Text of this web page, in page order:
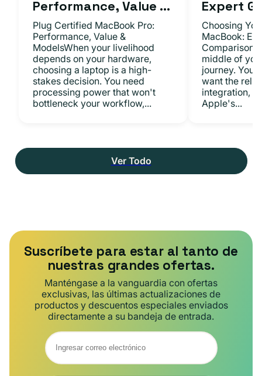
Performance, Value ...
Plug Certified MacBook Pro:
Performance, Value &
ModelsWhen your livelihood
depends on your hardware,
choosing a laptop is a high-
stakes decision. You need
processing power that won't
bottleneck your workflow,...
Expert
Choosing
MacBook:
middle of
journey. You
want the
integration,
Apple's...
Ver Todo
Suscríbete para estar al tanto de
nuestras grandes ofertas.
Manténgase a la vanguardia con ofertas
exclusivas, las últimas actualizaciones de
productos y descuentos especiales enviados
directamente a su bandeja de entrada.